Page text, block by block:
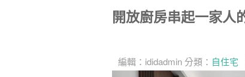
開放廚房串起一家人
編輯： ididadmin 分類： 自住宅